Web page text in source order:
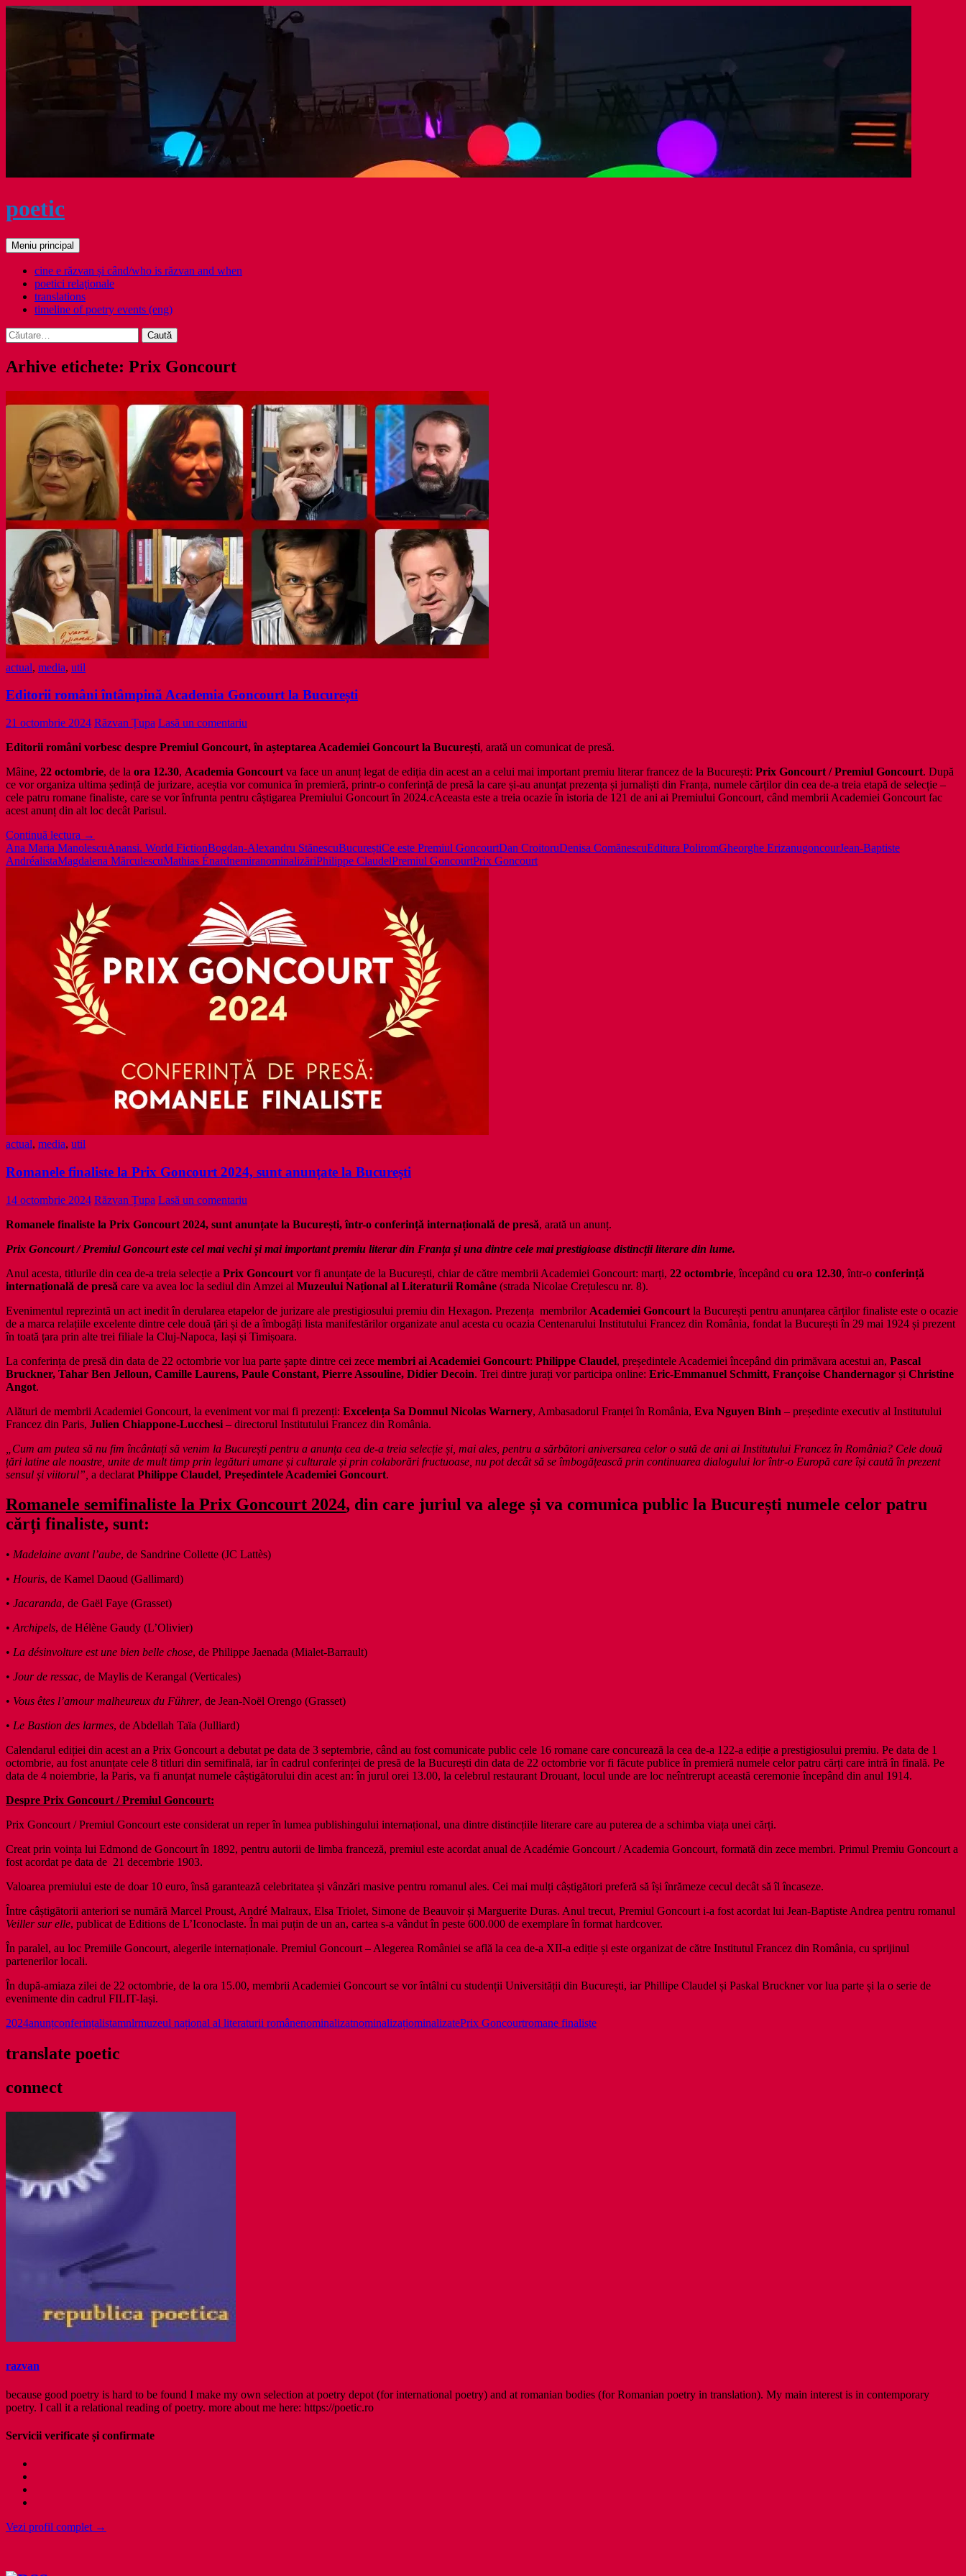
Sari
poetic
Caută
Meniu principal
cine e răzvan și când/who is răzvan and when
poetici relaţionale
translations
timeline of poetry events (eng)
Caută
după:
Arhive etichete: Prix Goncourt
actual, media, util
Editorii români întâmpină Academia Goncourt la București
21 octombrie 2024 Răzvan Țupa Lasă un comentariu
Editorii români vorbesc despre Premiul Goncourt, în așteptarea Academiei Goncourt la București, arată un comunicat de presă.
Mâine, 22 octombrie, de la ora 12.30, Academia Goncourt va face un anunț legat de ediția din acest an a celui mai important premiu literar francez de la București: Prix Goncourt / Premiul Goncourt. După
ce vor organiza ultima ședință de jurizare, aceștia vor comunica în premieră, printr-o conferință de presă la care și-au anunțat prezența și jurnaliști din Franța, numele cărților din cea de-a treia etapă de selecție –
cele patru romane finaliste, care se vor înfrunta pentru câștigarea Premiului Goncourt în 2024.cAceasta este a treia ocazie în istoria de 121 de ani ai Premiului Goncourt, când membrii Academiei Goncourt fac
acest anunț din alt loc decât Parisul.
Continuă lectura Editorii
români
întâmpină
Goncourt
București
→
Ana Maria ManolescuAnansi. World FictionBogdan-Alexandru StănescuBucureștiCe este Premiul GoncourtDan CroitoruDenisa ComănescuEditura PoliromGheorghe ErizanugoncourJean-Baptiste
AndréalistaMagdalena MărculescuMathias ÉnardnemiranominalizăriPhilippe ClaudelPremiul GoncourtPrix Goncourt
actual, media, util
Romanele finaliste la Prix Goncourt 2024, sunt anunțate la București
14 octombrie 2024 Răzvan Țupa Lasă un comentariu
Romanele finaliste la Prix Goncourt 2024, sunt anunțate la București, într-o conferință internațională de presă, arată un anunț.
Prix Goncourt / Premiul Goncourt este cel mai vechi și mai important premiu literar din Franța și una dintre cele mai prestigioase distincții literare din lume.
Anul acesta, titlurile din cea de-a treia selecție a Prix Goncourt vor fi anunțate de la București, chiar de către membrii Academiei Goncourt: marți, 22 octombrie, începând cu ora 12.30, într-o conferință
internațională de presă care va avea loc la sediul din Amzei al Muzeului Național al Literaturii Române (strada Nicolae Crețulescu nr. 8).
Evenimentul reprezintă un act inedit în derularea etapelor de jurizare ale prestigiosului premiu din Hexagon. Prezența membrilor Academiei Goncourt la București pentru anunțarea cărților finaliste este o ocazie
de a marca relațiile excelente dintre cele două țări și de a îmbogăți lista manifestărilor organizate anul acesta cu ocazia Centenarului Institutului Francez din România, fondat la București în 29 mai 1924 și prezent
în toată țara prin alte trei filiale la Cluj-Napoca, Iași și Timișoara.
La conferința de presă din data de 22 octombrie vor lua parte șapte dintre cei zece membri ai Academiei Goncourt: Philippe Claudel, președintele Academiei începând din primăvara acestui an, Pascal
Bruckner, Tahar Ben Jelloun, Camille Laurens, Paule Constant, Pierre Assouline, Didier Decoin. Trei dintre jurați vor participa online: Eric-Emmanuel Schmitt, Françoise Chandernagor și Christine
Angot.
Alături de membrii Academiei Goncourt, la eveniment vor mai fi prezenți: Excelența Sa Domnul Nicolas Warnery, Ambasadorul Franței în România, Eva Nguyen Binh – președinte executiv al Institutului
Francez din Paris, Julien Chiappone-Lucchesi – directorul Institutului Francez din România.
„Cum am putea să nu fim încântați să venim la București pentru a anunța cea de-a treia selecție și, mai ales, pentru a sărbători aniversarea celor o sută de ani ai Institutului Francez în România? Cele două
țări latine ale noastre, unite de mult timp prin legături umane și culturale și prin colaborări fructuoase, nu pot decât să se îmbogățească prin continuarea dialogului lor într-o Europă care își caută în prezent
sensul și viitorul”, a declarat Philippe Claudel, Președintele Academiei Goncourt.
Romanele semifinaliste la Prix Goncourt 2024, din care juriul va alege și va comunica public la București numele celor patru
cărți finaliste, sunt:
• Madelaine avant l’aube, de Sandrine Collette (JC Lattès)
• Houris, de Kamel Daoud (Gallimard)
• Jacaranda, de Gaël Faye (Grasset)
• Archipels, de Hélène Gaudy (L’Olivier)
• La désinvolture est une bien belle chose, de Philippe Jaenada (Mialet-Barrault)
• Jour de ressac, de Maylis de Kerangal (Verticales)
• Vous êtes l’amour malheureux du Führer, de Jean-Noël Orengo (Grasset)
• Le Bastion des larmes, de Abdellah Taïa (Julliard)
Calendarul ediției din acest an a Prix Goncourt a debutat pe data de 3 septembrie, când au fost comunicate public cele 16 romane care concurează la cea de-a 122-a ediție a prestigiosului premiu. Pe data de 1
octombrie, au fost anunțate cele 8 titluri din semifinală, iar în cadrul conferinței de presă de la București din data de 22 octombrie vor fi făcute publice în premieră numele celor patru cărți care intră în finală. Pe
data de 4 noiembrie, la Paris, va fi anunțat numele câștigătorului din acest an: în jurul orei 13.00, la celebrul restaurant Drouant, locul unde are loc neîntrerupt această ceremonie începând din anul 1914.
Despre Prix Goncourt / Premiul Goncourt:
Prix Goncourt / Premiul Goncourt este considerat un reper în lumea publishingului internațional, una dintre distincțiile literare care au puterea de a schimba viața unei cărți.
Creat prin voința lui Edmond de Goncourt în 1892, pentru autorii de limba franceză, premiul este acordat anual de Académie Goncourt / Academia Goncourt, formată din zece membri. Primul Premiu Goncourt a
fost acordat pe data de 21 decembrie 1903.
Valoarea premiului este de doar 10 euro, însă garantează celebritatea și vânzări masive pentru romanul ales. Cei mai mulți câștigători preferă să își înrămeze cecul decât să îl încaseze.
Între câștigătorii anteriori se numără Marcel Proust, André Malraux, Elsa Triolet, Simone de Beauvoir și Marguerite Duras. Anul trecut, Premiul Goncourt i-a fost acordat lui Jean-Baptiste Andrea pentru romanul
Veiller sur elle, publicat de Editions de L’Iconoclaste. În mai puțin de un an, cartea s-a vândut în peste 600.000 de exemplare în format hardcover.
În paralel, au loc Premiile Goncourt, alegerile internaționale. Premiul Goncourt – Alegerea României se află la cea de-a XII-a ediție și este organizat de către Institutul Francez din România, cu sprijinul
partenerilor locali.
În după-amiaza zilei de 22 octombrie, de la ora 15.00, membrii Academiei Goncourt se vor întâlni cu studenții Universității din București, iar Phillipe Claudel și Paskal Bruckner vor lua parte și la o serie de
evenimente din cadrul FILIT-Iași.
2024anunțconferințalistamnlrmuzeul național al literaturii românenominalizatnominalizațiominalizatePrix Goncourtromane finaliste
translate poetic
connect
razvan
because good poetry is hard to be found I make my own selection at poetry depot (for international poetry) and at romanian bodies (for Romanian poetry in translation). My main interest is in contemporary
poetry. I call it a relational reading of poetry. more about me here: https://poetic.ro
Servicii verificate și confirmate
Vezi profil complet →